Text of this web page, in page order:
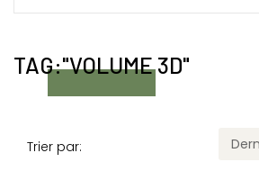
TAG:"VOLUME 3D"
Trier par: